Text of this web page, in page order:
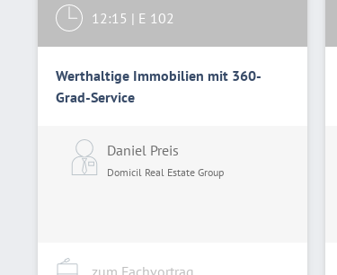
12:15 | E 102
Werthaltige Immobilien mit 360-
Grad-Service
Daniel Preis
Domicil Real Estate Group
zum Fachvortrag